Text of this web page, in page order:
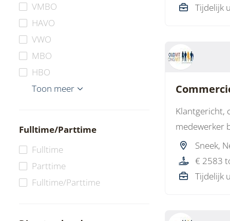
VMBO
HAVO
VWO
MBO
HBO
WO
Overig
Toon meer
Fulltime/Parttime
Fulltime
Parttime
Fulltime/Parttime
Tijdelijk
Klantgericht,
medewerker
Sneek,
€ 2583
Tijdelijk